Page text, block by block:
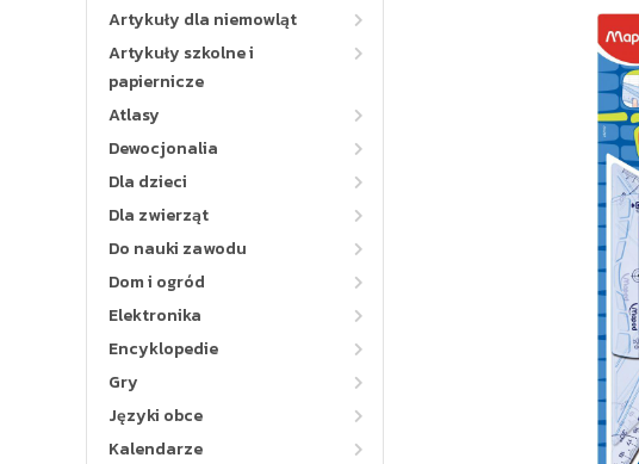
Artykuły dla niemowląt
Artykuły szkolne i
papiernicze
Atlasy
Dewocjonalia
Dla dzieci
Dla zwierząt
Do nauki zawodu
Dom i ogród
Elektronika
Encyklopedie
Gry
Języki obce
Kalendarze